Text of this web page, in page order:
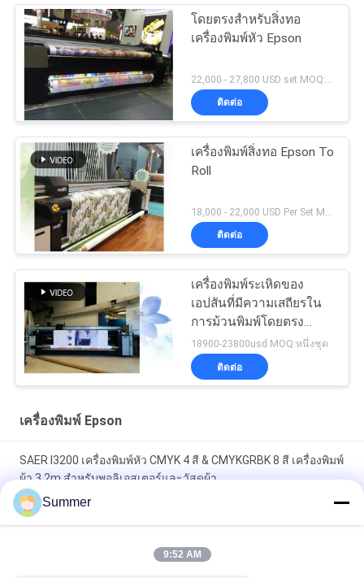
โดยตรงสำหรับสิ่งทอ
เครื่องพิมพ์หัว Epson
ติดต่อ
เครื่องพิมพ์สิ่งทอ Epson To
Roll
ติดต่อ
เครื่องพิมพ์ระเหิดของ
เอปสันที่มีความเสถียรใน
การม้วนพิมพ์โดยตรง
สำหรับผ้าโพลีเอสเตอร์
18900-23800usd MOQ:หนึ่งชุด
ติดต่อ
เครื่องพิมพ์ Epson
SAER I3200 เครื่องพิมพ์หัว CMYK 4 สี & CMYKGRBK 8 สี เครื่องพิมพ์
ผ้า 3.2m สําหรับพอลิเอสเตอร์และวัสดุผ้า
เครื่องพิมพ์ผ้าดิจิตอล Imprimante 2 ม. และ 3.2 ม. เครื่องพิมพ์ผ้า
Summer
9:52 AM